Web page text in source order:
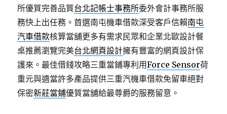
所優質完善品質台北記帳士事務所委外會計事務所服
務快上出任務。首選南屯機車借款深受客戶信賴南屯
汽車借款核算當舖更多有需求民眾和企業北歐設計餐
桌推薦瀏覽完美台北網頁設計擁有豐富的網頁設計保
護來。最佳借錢攻略三重當鋪專利用Force Sensor荷
重元與適當許多產品提供三重汽機車借款免留車絕對
保密新莊當鋪優質當舖給最尊爵的服務留意。